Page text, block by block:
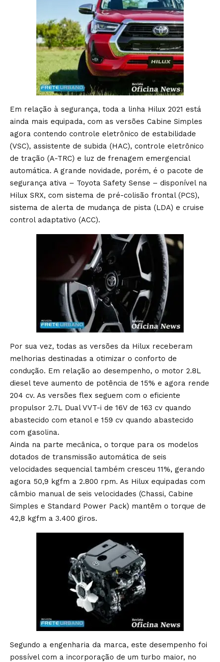
Em relação à segurança, toda a linha Hilux 2021 está
ainda mais equipada, com as versões Cabine Simples
agora contendo controle eletrônico de estabilidade
(VSC), assistente de subida (HAC), controle eletrônico
de tração (A-TRC) e luz de frenagem emergencial
automática. A grande novidade, porém, é o pacote de
segurança ativa – Toyota Safety Sense – disponível na
Hilux SRX, com sistema de pré-colisão frontal (PCS),
sistema de alerta de mudança de pista (LDA) e cruise
control adaptativo (ACC).
Por sua vez, todas as versões da Hilux receberam
melhorias destinadas a otimizar o conforto de
condução. Em relação ao desempenho, o motor 2.8L
diesel teve aumento de potência de 15% e agora rende
204 cv. As versões flex seguem com o eficiente
propulsor 2.7L Dual VVT-i de 16V de 163 cv quando
abastecido com etanol e 159 cv quando abastecido
com gasolina.
Ainda na parte mecânica, o torque para os modelos
dotados de transmissão automática de seis
velocidades sequencial também cresceu 11%, gerando
agora 50,9 kgfm a 2.800 rpm. As Hilux equipadas com
câmbio manual de seis velocidades (Chassi, Cabine
Simples e Standard Power Pack) mantêm o torque de
42,8 kgfm a 3.400 giros.
Segundo a engenharia da marca, este desempenho foi
possível com a incorporação de um turbo maior, no